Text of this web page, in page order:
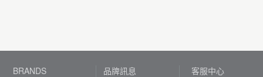
BRANDS 品牌訊息 客服中心